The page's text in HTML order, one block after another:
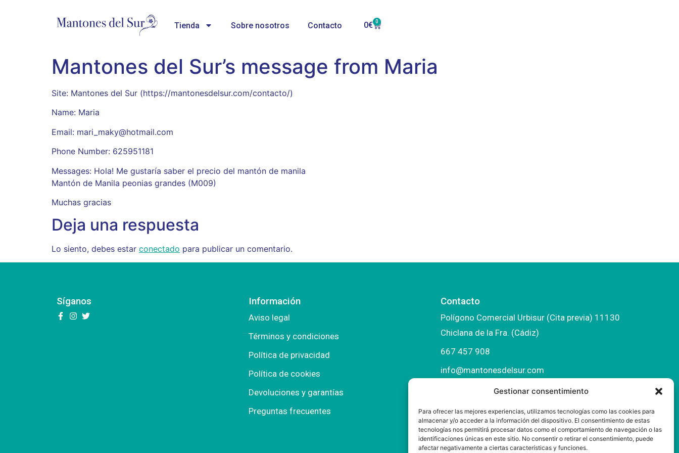
Gestionar consentimiento
Para ofrecer las mejores experiencias, utilizamos tecnologías como las cookies para
almacenar y/o acceder a la información del dispositivo. El consentimiento de estas
tecnologías nos permitirá procesar datos como el comportamiento de navegación o las
identificaciones únicas en este sitio. No consentir o retirar el consentimiento, puede
afectar negativamente a ciertas características y funciones.
Tienda Sobre nosotros Contacto 0€ 0
Mantones del Sur’s message from Maria
Site: Mantones del Sur (https://mantonesdelsur.com/contacto/)
Name: Maria
Email: mari_maky@hotmail.com
Phone Number: 625951181
Messages: Hola! Me gustaría saber el precio del mantón de manila
Mantón de Manila peonias grandes (M009)
Muchas gracias
Deja una respuesta
Lo siento, debes estar conectado para publicar un comentario.
Síganos Información
Aviso legal
Términos y condiciones
Política de privacidad
Política de cookies
Devoluciones y garantías
Preguntas frecuentes
Contacto
Polígono Comercial Urbisur (Cita previa) 11130
Chiclana de la Fra. (Cádiz)
667 457 908
info@mantonesdelsur.com
mantonesdelsur@gmail.com